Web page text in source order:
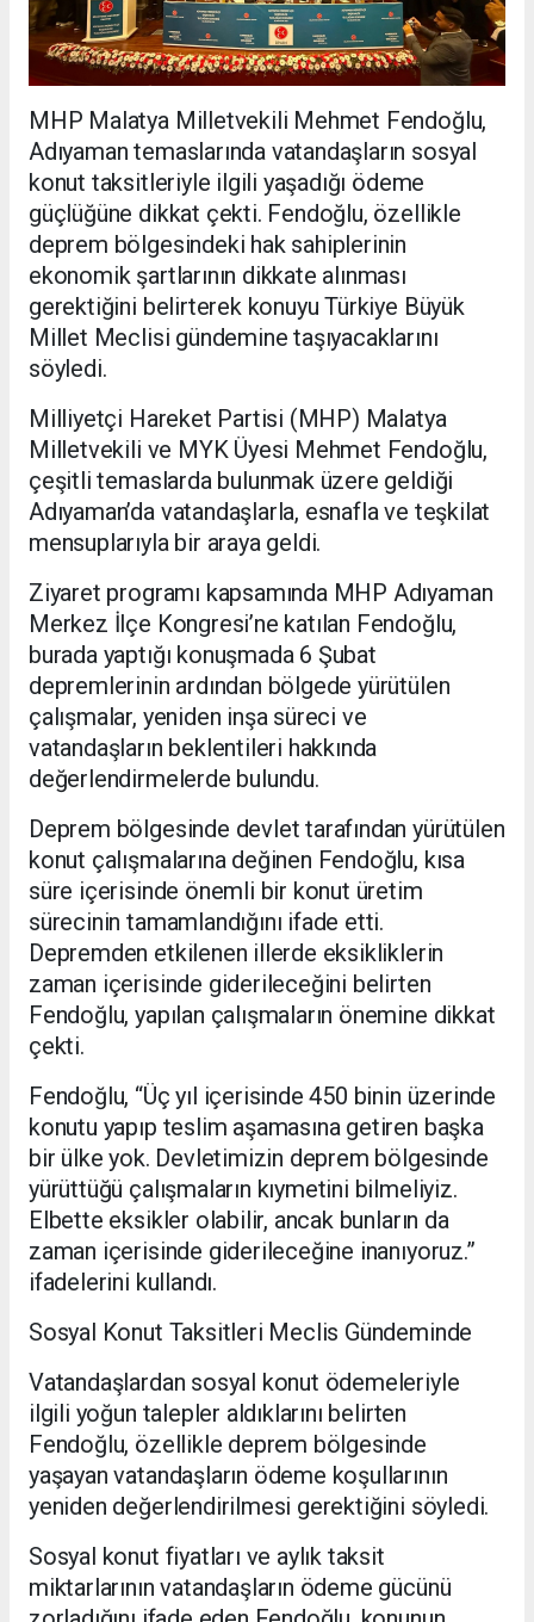
MHP Malatya Milletvekili Mehmet Fendoğlu,
Adıyaman temaslarında vatandaşların sosyal
konut taksitleriyle ilgili yaşadığı ödeme
güçlüğüne dikkat çekti. Fendoğlu, özellikle
deprem bölgesindeki hak sahiplerinin
ekonomik şartlarının dikkate alınması
gerektiğini belirterek konuyu Türkiye Büyük
Millet Meclisi gündemine taşıyacaklarını
söyledi.
Milliyetçi Hareket Partisi (MHP) Malatya
Milletvekili ve MYK Üyesi Mehmet Fendoğlu,
çeşitli temaslarda bulunmak üzere geldiği
Adıyaman’da vatandaşlarla, esnafla ve teşkilat
mensuplarıyla bir araya geldi.
Ziyaret programı kapsamında MHP Adıyaman
Merkez İlçe Kongresi’ne katılan Fendoğlu,
burada yaptığı konuşmada 6 Şubat
depremlerinin ardından bölgede yürütülen
çalışmalar, yeniden inşa süreci ve
vatandaşların beklentileri hakkında
değerlendirmelerde bulundu.
Deprem bölgesinde devlet tarafından yürütülen
konut çalışmalarına değinen Fendoğlu, kısa
süre içerisinde önemli bir konut üretim
sürecinin tamamlandığını ifade etti.
Depremden etkilenen illerde eksikliklerin
zaman içerisinde giderileceğini belirten
Fendoğlu, yapılan çalışmaların önemine dikkat
çekti.
Fendoğlu, “Üç yıl içerisinde 450 binin üzerinde
konutu yapıp teslim aşamasına getiren başka
bir ülke yok. Devletimizin deprem bölgesinde
yürüttüğü çalışmaların kıymetini bilmeliyiz.
Elbette eksikler olabilir, ancak bunların da
zaman içerisinde giderileceğine inanıyoruz.”
ifadelerini kullandı.
Sosyal Konut Taksitleri Meclis Gündeminde
Vatandaşlardan sosyal konut ödemeleriyle
ilgili yoğun talepler aldıklarını belirten
Fendoğlu, özellikle deprem bölgesinde
yaşayan vatandaşların ödeme koşullarının
yeniden değerlendirilmesi gerektiğini söyledi.
Sosyal konut fiyatları ve aylık taksit
miktarlarının vatandaşların ödeme gücünü